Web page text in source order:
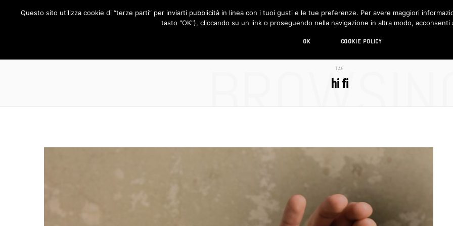
RUBRICHE DESIGN LIVING HI-TECH CHI SIAMO
TAG
hi fi
BROWSING
Questo sito utilizza cookie di “terze parti” per inviarti pubblicità in linea con i tuoi gusti e le tue preferenze. Per avere maggiori
tasto "OK"), cliccando su un link o proseguendo nella navigazione in altra modo, acconsenti
OK COOKIE POLICY